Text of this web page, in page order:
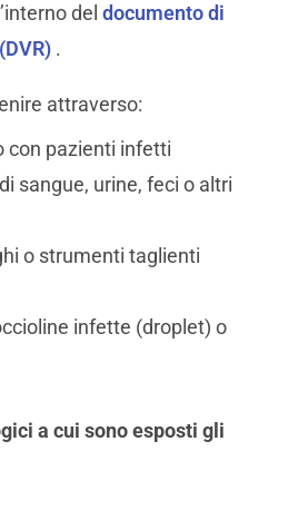
del documento di
.
attraverso:
con pazienti infetti
sangue, urine, feci o altri
o strumenti taglienti
infette (droplet) o
a cui sono esposti gli